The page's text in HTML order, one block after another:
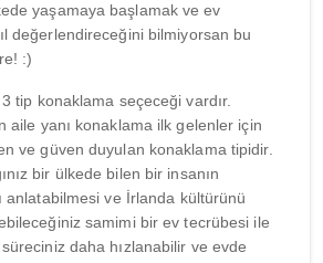
yaşamaya başlamak ve ev
değerlendireceğini bilmiyorsan bu
:)
tip konaklama seçeceği vardır.
aile yanı konaklama ilk gelenler için
ve güven duyulan konaklama tipidir.
bir ülkede bilen bir insanın
anlatabilmesi ve İrlanda kültürünü
samimi bir ev tecrübesi ile
süreciniz daha hızlanabilir ve evde